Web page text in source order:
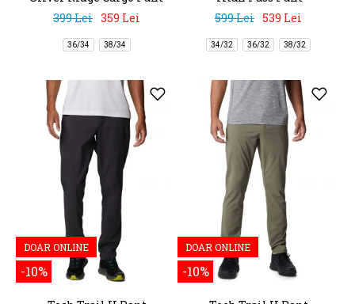
399 Lei 359 Lei
36/34 38/34
599 Lei 539 Lei
34/32 36/32 38/32
DOAR ONLINE
-10%
DOAR ONLINE
-10%